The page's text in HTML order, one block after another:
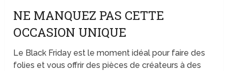
NE MANQUEZ PAS CETTE
OCCASION UNIQUE
Le Black Friday est le moment idéal pour faire des
folies et vous offrir des pièces de créateurs à des